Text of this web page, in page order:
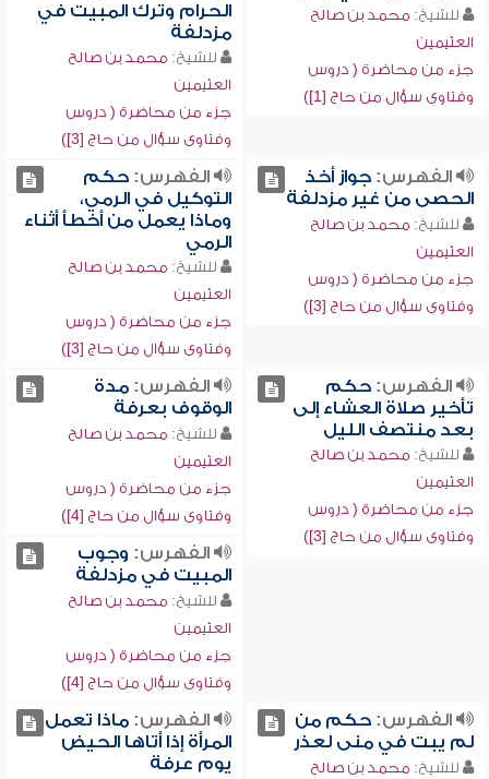
للشيخ: محمد بن صالح
العثيمين
جزء من محاضرة ( دروس
وفتاوى سؤال من حاج [1])
الحرام وترك المبيت في
مزدلفة
للشيخ: محمد بن صالح
العثيمين
جزء من محاضرة ( دروس
وفتاوى سؤال من حاج [3])
الفهرس:جواز أخذ
الحصى من غير مزدلفة
للشيخ: محمد بن صالح
العثيمين
جزء من محاضرة ( دروس
وفتاوى سؤال من حاج [3])
الفهرس:حكم
التوكيل في الرمي،
وماذا يعمل من أخطأ أثناء
الرمي
للشيخ: محمد بن صالح
العثيمين
جزء من محاضرة ( دروس
وفتاوى سؤال من حاج [3])
الفهرس:حكم
تأخير صلاة العشاء إلى
بعد منتصف الليل
للشيخ: محمد بن صالح
العثيمين
جزء من محاضرة ( دروس
وفتاوى سؤال من حاج [3])
الفهرس:مدة
الوقوف بعرفة
للشيخ: محمد بن صالح
العثيمين
جزء من محاضرة ( دروس
وفتاوى سؤال من حاج [4])
الفهرس: وجوب
المبيت في مزدلفة
للشيخ: محمد بن صالح
العثيمين
جزء من محاضرة ( دروس
وفتاوى سؤال من حاج [4])
الفهرس:حكم من
لم يبت في منى لعذر
للشيخ: محمد بن صالح
الفهرس:ماذا تعمل
المرأة إذا أتاها الحيض
يوم عرفة